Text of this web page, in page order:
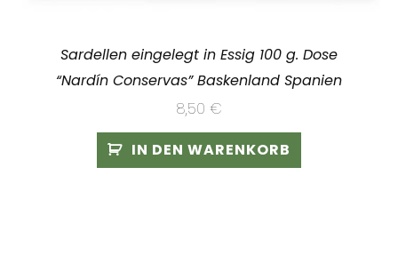
Sardellen eingelegt in Essig 100 g. Dose
“Nardín Conservas” Baskenland Spanien
8,50 €
IN DEN WARENKORB